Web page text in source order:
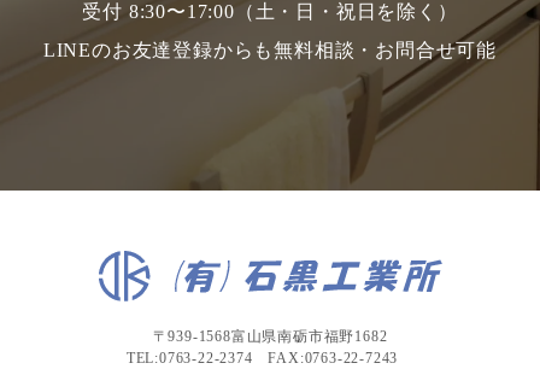
受付 8:30〜17:00（土・日・祝日を除く）
LINEのお友達登録からも無料相談・お問合せ可能
〒939-1568富山県南砺市福野1682
TEL:0763-22-2374 FAX:0763-22-7243